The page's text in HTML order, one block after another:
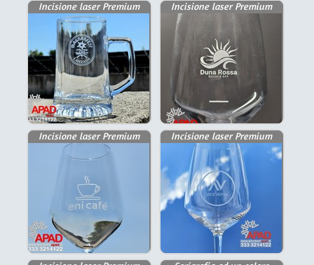
Incisione laser Premium Incisione laser Premium
Incisione laser Premium Incisione laser Premium